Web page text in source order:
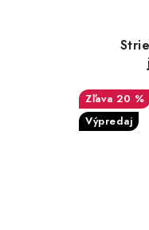
20 %
Výpredaj